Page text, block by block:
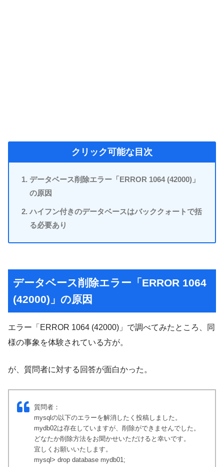
クリック可能な目次
データベース削除エラー「ERROR 1064 (42000)」
の原因
ハイフン付きのデータベースはバッククォートで括
る必要あり
データベース削除エラー「ERROR 1064
(42000)」の原因
エラー「ERROR 1064 (42000)」で調べてみたところ、同
様の事象を体験されている方が。
が、質問者に対する回答が面白かった。
質問者：
mysqlの以下のエラーを解消したく投稿しました。
mydb02は存在していますが、削除ができませんでした。
どなたか削除方法をお聞かせいただけると幸いです。
宜しくお願いいたします。
mysql> drop database mydb01;